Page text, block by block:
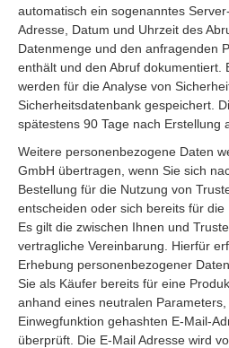
automatisch ein sogenanntes
Adresse, Datum und Uhrzeit des
Datenmenge und den anfragenden
enthält und den Abruf dokumentiert.
werden für die Analyse von
Sicherheitsdatenbank gespeichert.
spätestens 90 Tage nach Erstellung
Weitere personenbezogene Daten
GmbH übertragen, wenn Sie sich
Bestellung für die Nutzung von
entscheiden oder sich bereits für die
Es gilt die zwischen Ihnen und
vertragliche Vereinbarung. Hierfür
Erhebung personenbezogener
Sie als Käufer bereits für eine
anhand eines neutralen
Einwegfunktion gehashten E-Mail-
überprüft. Die E-Mail Adresse wird